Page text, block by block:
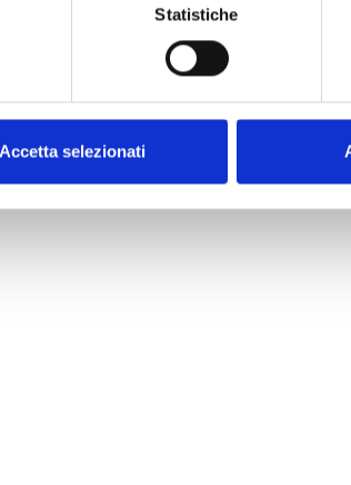
Statistiche
Accetta selezionati